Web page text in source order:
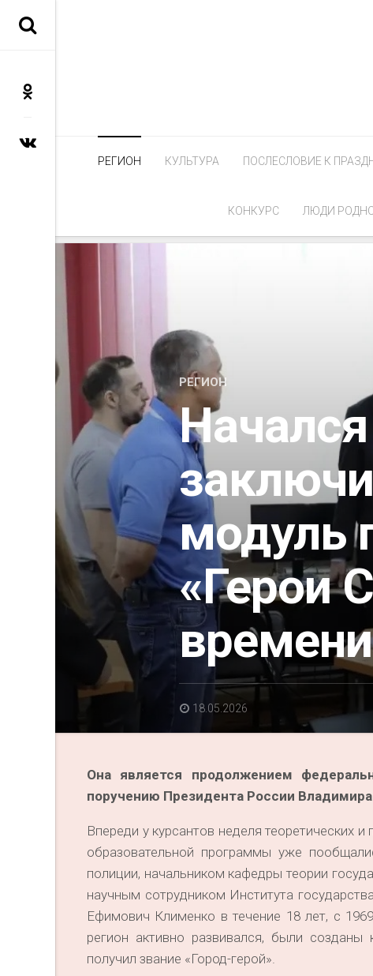
РЕГИОН КУЛЬТУРА ПОСЛЕСЛОВИЕ К
КОНКУРС ЛЮДИ
РЕГИОН
Начался
модуль
«Герои
18.05.2026
Она является продолжением
поручению Президента России
Впереди у курсантов неделя теоретических
образовательной программы уже
полиции, начальником кафедры теории
научным сотрудником Института
Ефимович Клименко в течение 18 лет, с
регион активно развивался, были
получил звание «Город-герой».